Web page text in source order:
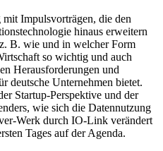
Impulsvorträgen, die den
hinaus erweitern
B. wie und in welcher Form
so wichtig und auch
Herausforderungen und
deutsche Unternehmen bietet.
Startup-Perspektive und der
wie sich die Datennutzung
Werk durch IO-Link verändert
Tages auf der Agenda.